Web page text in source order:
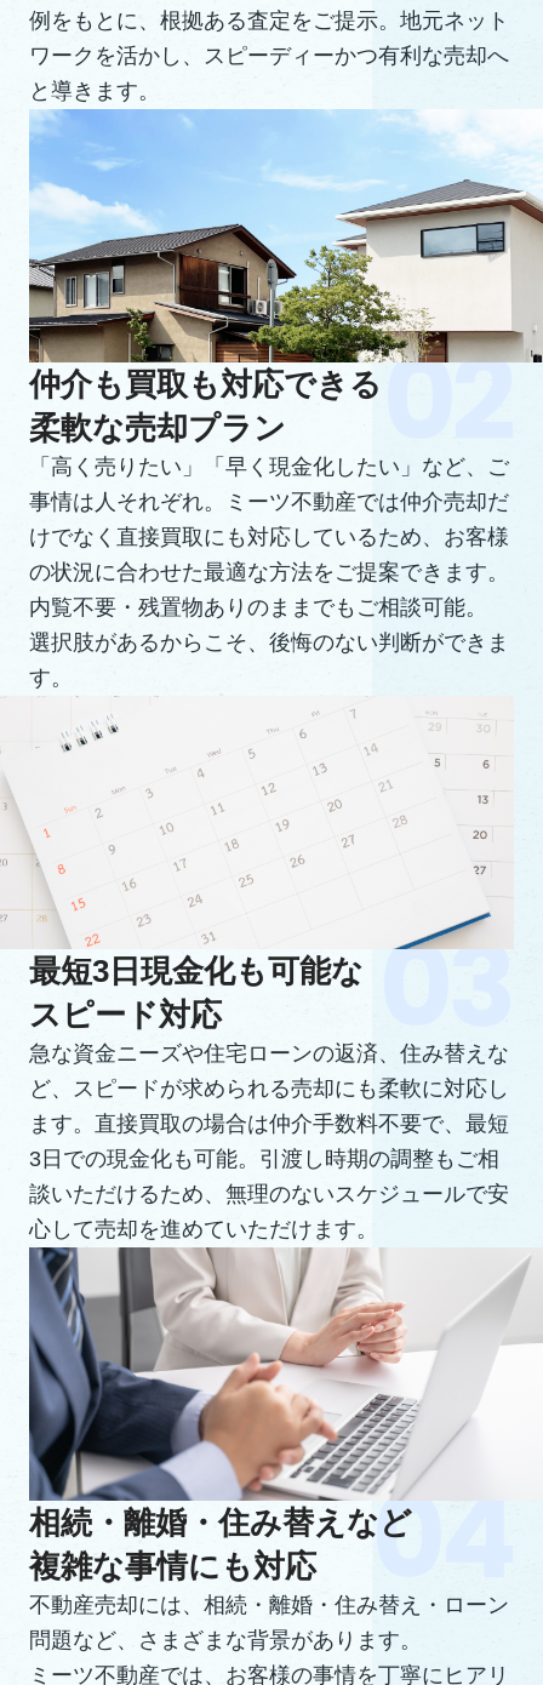
例をもとに、根拠ある査定をご提示。地元ネット
ワークを活かし、スピーディーかつ有利な売却へ
と導きます。
仲介も買取も対応できる
柔軟な売却プラン
「高く売りたい」「早く現金化したい」など、ご
事情は人それぞれ。ミーツ不動産では仲介売却だ
けでなく直接買取にも対応しているため、お客様
の状況に合わせた最適な方法をご提案できます。
内覧不要・残置物ありのままでもご相談可能。
選択肢があるからこそ、後悔のない判断ができま
す。
最短3日現金化も可能な
スピード対応
急な資金ニーズや住宅ローンの返済、住み替えな
ど、スピードが求められる売却にも柔軟に対応し
ます。直接買取の場合は仲介手数料不要で、最短
3日での現金化も可能。引渡し時期の調整もご相
談いただけるため、無理のないスケジュールで安
心して売却を進めていただけます。
相続・離婚・住み替えなど
複雑な事情にも対応
不動産売却には、相続・離婚・住み替え・ローン
問題など、さまざまな背景があります。
ミーツ不動産では、お客様の事情を丁寧にヒアリ